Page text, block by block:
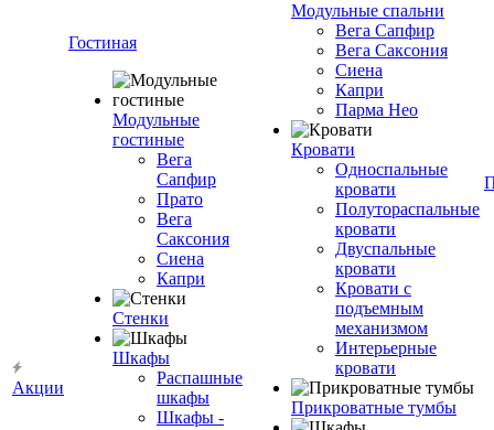
Акции
Гостиная
Модульные
гостиные
Вега
Сапфир
Прато
Вега
Саксония
Сиена
Капри
Стенки
Шкафы
Распашные
шкафы
Шкафы -
Модульные спальни
Вега Сапфир
Вега Саксония
Сиена
Капри
Парма Нео
Кровати
Односпальные
кровати
Полутораспальные
кровати
Двуспальные
кровати
Кровати с
подъемным
механизмом
Интерьерные
кровати
Прикроватные тумбы